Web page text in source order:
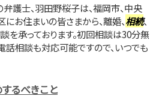
護士、羽田野桜子は、福岡市、中央
にお住まいの皆さまから、離婚、相続、
を承っております。初回相談は30分無
相談も対応可能ですので、いつでも
るべきこと